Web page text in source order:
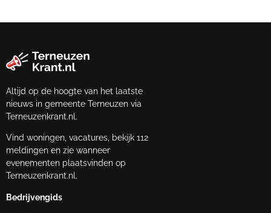
Altijd op de hoogte van het laatste
nieuws in gemeente Terneuzen via
Terneuzenkrant.nl.
Vind woningen, vacatures, bekijk 112
meldingen en zie wanneer
evenementen plaatsvinden op
Terneuzenkrant.nl.
Bedrijvengids